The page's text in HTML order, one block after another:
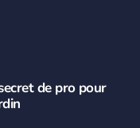
de pro pour